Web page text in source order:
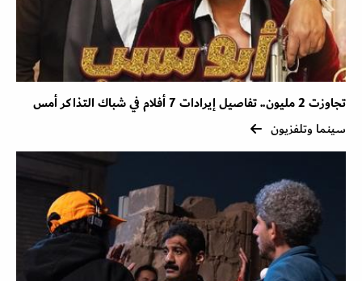
تجاوزت 2 مليون.. تفاصيل إيرادات 7 أفلام في شباك التذاكر أمس
سينما وتلفزيون